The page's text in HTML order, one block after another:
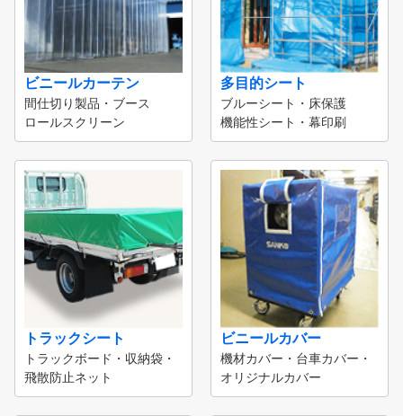
ビニールカーテン
間仕切り製品・ブース
ロールスクリーン
多目的シート
ブルーシート・床保護
機能性シート・幕印刷
トラックシート
トラックボード・収納袋・
飛散防止ネット
ビニールカバー
機材カバー・台車カバー・
オリジナルカバー